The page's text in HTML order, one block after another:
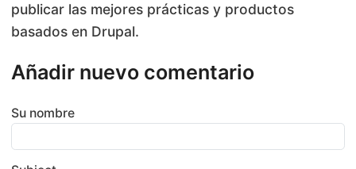
publicar las mejores prácticas y productos
basados en Drupal.
Añadir nuevo comentario
Su nombre